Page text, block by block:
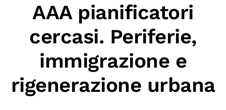
Archivio
Archivi del presente
Biblioteca
Mostre digitali
I CONTENUTI
AAA pianificatori
cercasi. Periferie,
immigrazione e
rigenerazione urbana